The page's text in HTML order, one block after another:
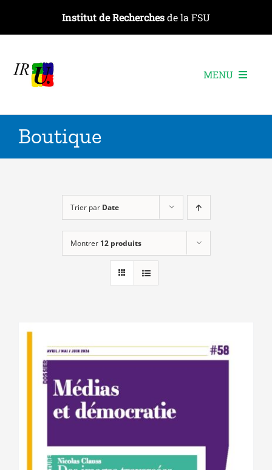
contenu
Institut de Recherchesde la FSU
MENU
Les recherches
Les événements
Boutique
Trier par Date
Montrer 12 produits